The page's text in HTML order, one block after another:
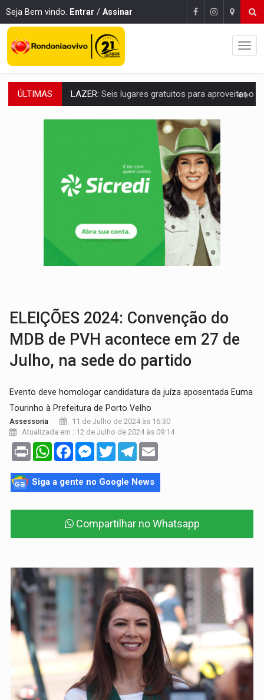
Seja Bem vindo. Entrar / Assinar
ÚLTIMAS VÍDEO:FTICCO e Força Tática prendem membro do CV com arma e drogas
INCLUSÃO:Prefeitura fortalece parceria com a APAE para ampliar ações
Exército testa inovações no combate a drones durante
TEMAS SOCIOAMBIENTAIS:Em Itapuã do Oeste, CINEMAZÔNIA leva cinema
PREVISÃO:Interior de Rondônia terá sábado (8) de calor intenso
Após quase 30 anos de espera, asfalto chega ao
A ILHA:Coreografia de Rondônia estreia na programação do Festival de
ELEIÇÕES 2026: Sgt. Mouza esclarece 'erro de digitação' em declaração de
ELEIÇÕES 2024: Convenção do
MDB de PVH acontece em 27 de
Julho, na sede do partido
Evento deve homologar candidatura da juíza aposentada Euma
Tourinho à Prefeitura de Porto Velho
Assessoria
11 de Julho de 2024 às 16:30
Atualizada em : 12 de Julho de 2024 às 09:14
Print WhatsAppFacebookMessenger
TwitterTelegram
Siga a gente no Google News
Compartilhar no Whatsapp